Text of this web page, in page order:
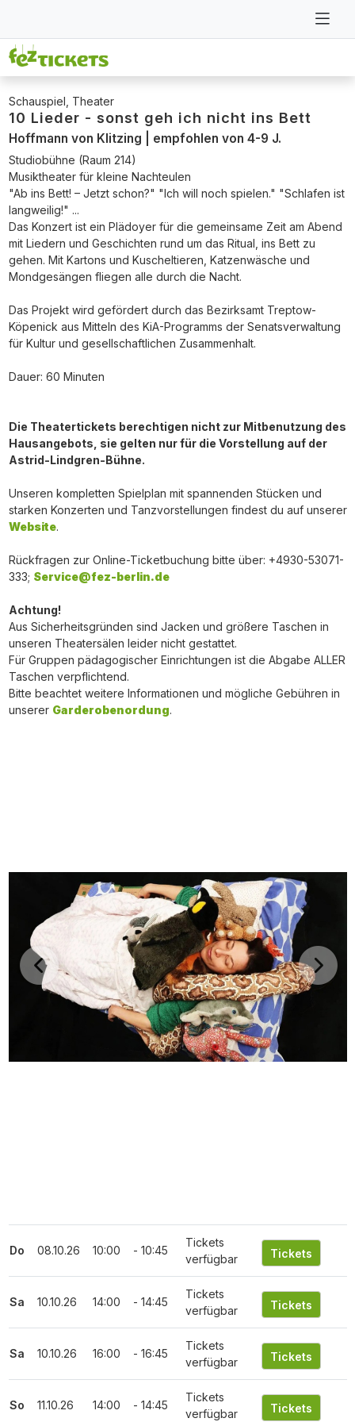
Schauspiel, Theater
10 Lieder - sonst geh ich nicht ins Bett
Hoffmann von Klitzing | empfohlen von 4-9 J.
Studiobühne (Raum 214)
Musiktheater für kleine Nachteulen
"Ab ins Bett! – Jetzt schon?" "Ich will noch spielen." "Schlafen ist
langweilig!" ...
Das Konzert ist ein Plädoyer für die gemeinsame Zeit am Abend
mit Liedern und Geschichten rund um das Ritual, ins Bett zu
gehen. Mit Kartons und Kuscheltieren, Katzenwäsche und
Mondgesängen fliegen alle durch die Nacht.
Das Projekt wird gefördert durch das Bezirksamt Treptow-
Köpenick aus Mitteln des KiA-Programms der Senatsverwaltung
für Kultur und gesellschaftlichen Zusammenhalt.
Dauer: 60 Minuten
Die Theatertickets berechtigen nicht zur Mitbenutzung des
Hausangebots, sie gelten nur für die Vorstellung auf der
Astrid-Lindgren-Bühne.
Unseren kompletten Spielplan mit spannenden Stücken und
starken Konzerten und Tanzvorstellungen findest du auf unserer
Website.
Rückfragen zur Online-Ticketbuchung bitte über: +4930-53071-
333; Service@fez-berlin.de
Achtung!
Aus Sicherheitsgründen sind Jacken und größere Taschen in
unseren Theatersälen leider nicht gestattet.
Für Gruppen pädagogischer Einrichtungen ist die Abgabe ALLER
Taschen verpflichtend.
Bitte beachtet weitere Informationen und mögliche Gebühren in
unserer Garderobenordung.
Do 08.10.26 10:00 - 10:45
Tickets
verfügbar
Sa 10.10.26 14:00 - 14:45
Tickets
verfügbar
Sa 10.10.26 16:00 - 16:45
Tickets
verfügbar
So 11.10.26 14:00 - 14:45
Tickets
verfügbar